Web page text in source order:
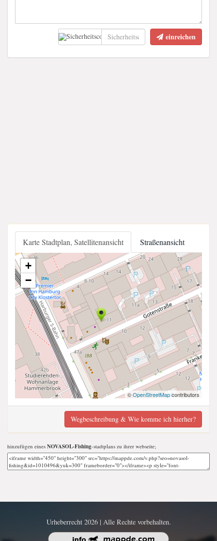
einreichen
Karte Stadtplan, Satellitenansicht Straßenansicht
+
−
©OpenStreetMapcontributors
Wegbeschreibung & Wie komme ich hierher?
hinzufügen eines NOVASOL-Fishing-stadtplans zu ihrer webseite;
Urheberrecht 2026 | Alle Rechte vorbehalten.